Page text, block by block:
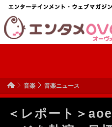
音楽 音楽ニュース
＜レポート＞